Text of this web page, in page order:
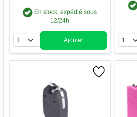
En stock, expédié sous
12/24h
Quantité
Ajouter